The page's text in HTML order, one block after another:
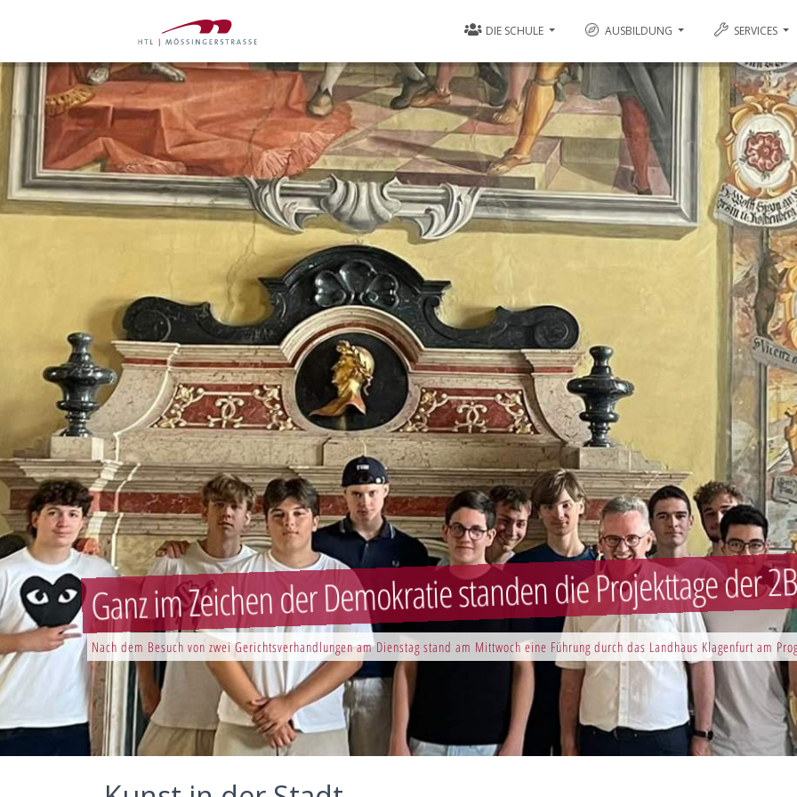
DIE SCHULE AUSBILDUNG SERVICES
Nach dem Besuch von zwei Gerichtsverhandlungen am Dienstag stand am Mittwoch eine Führung durch das Landhaus Klagenfurt am
Ganz im Zeichen der Demokratie standen die Projekttage der